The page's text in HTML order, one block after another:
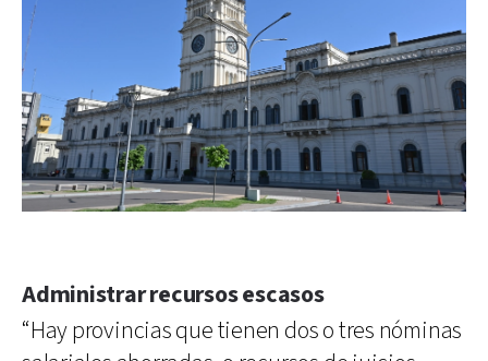
Administrar recursos escasos
“Hay provincias que tienen dos o tres nóminas